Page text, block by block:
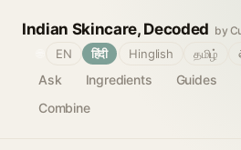
Indian Skincare, Decoded by
Ask Ingredients Guides
Combine
EN हिंदी Hinglish தமிழ்